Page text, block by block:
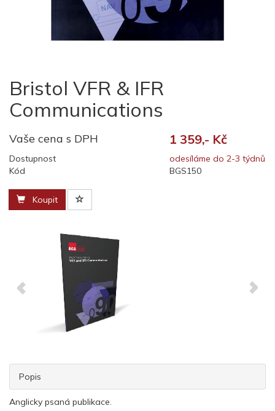
Bristol VFR & IFR
Communications
Vaše cena s DPH 1 359,- Kč
Dostupnost
odesíláme do 2-3 týdnů
Kód
BGS150
Koupit
Popis
Anglicky psaná publikace.